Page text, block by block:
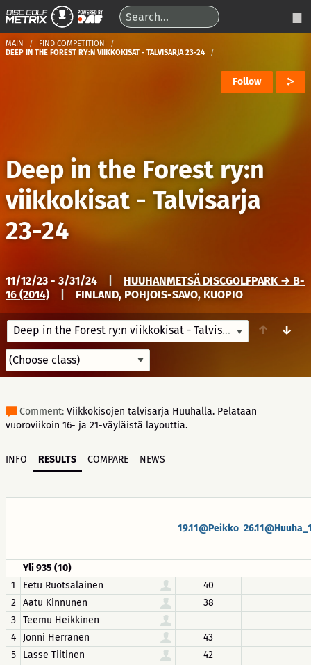
MAIN
FIND COMPETITION
DEEP IN THE FOREST RY:N VIIKKOKISAT - TALVISARJA 23-24
Follow
Deep in the Forest ry:n
viikkokisat - Talvisarja
23-24
11/12/23 - 3/31/24
HUUHANMETSÄ DISCGOLFPARK → B-
16 (2014)
FINLAND, POHJOIS-SAVO, KUOPIO
Deep in the Forest ry:n viikkokisat - Talvisarja 23-24 11/
↑ ↓
Comment: Viikkokisojen talvisarja Huuhalla. Pelataan
vuoroviikoin 16- ja 21-väyläistä layouttia.
INFO RESULTS COMPARE NEWS
19.11@Peikko
Yli 935 (10)
1
Eetu Ruotsalainen
40
2
Aatu Kinnunen
38
3
Teemu Heikkinen
4
Jonni Herranen
43
5
Lasse Tiitinen
42